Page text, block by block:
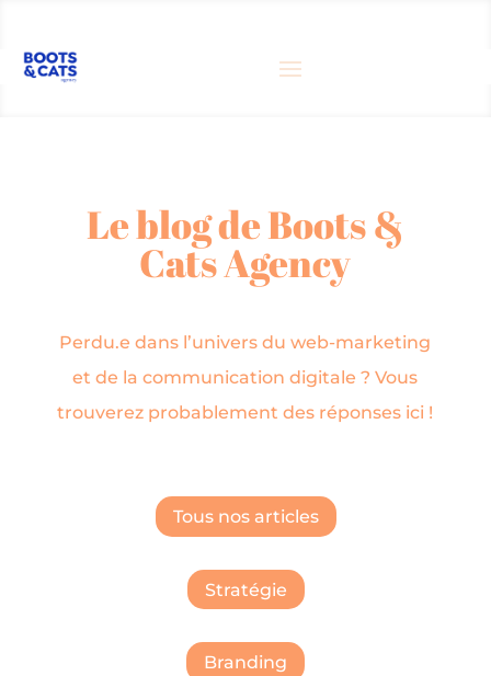
Le blog de Boots &
Cats Agency
Perdu.e dans l’univers du web-marketing
et de la communication digitale ? Vous
trouverez probablement des réponses ici !
Tous nos articles
Stratégie
Branding